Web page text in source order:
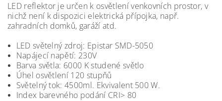
LED reflektor je určen k osvětlení venkovních prostor, v
nichž není k dispozici elektrická přípojka, např.
zahradních domků, garáží atd.
LED světelný zdroj: Epistar SMD-5050
Napájecí napětí: 230V
Barva světla: 6000 K studené světlo
Úhel osvětlení 120 stupňů
Světelný tok: 4500ml. Ekvivalent 500 W.
Index barevného podání CRI> 80